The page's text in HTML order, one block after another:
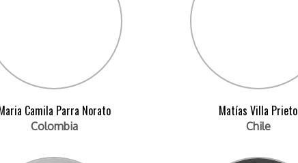
Camila Parra Norato
Colombia
Matías Villa Prieto
Chile